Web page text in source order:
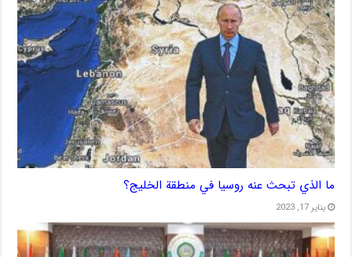
ما الذي تبحث عنه روسيا في منطقة الخليج؟
يناير 17, 2023